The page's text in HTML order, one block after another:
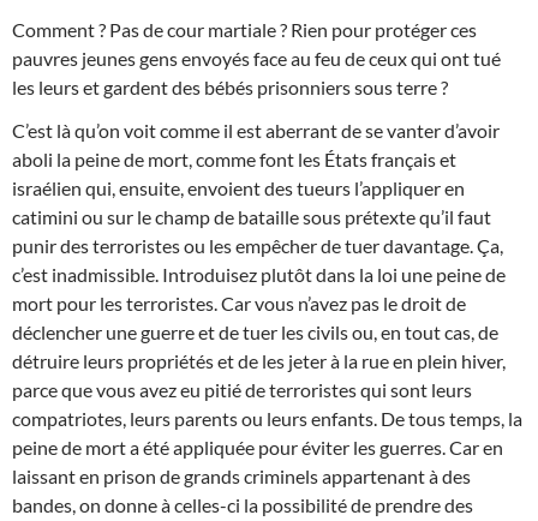
Comment ? Pas de cour martiale ? Rien pour protéger ces
pauvres jeunes gens envoyés face au feu de ceux qui ont tué
les leurs et gardent des bébés prisonniers sous terre ?
C’est là qu’on voit comme il est aberrant de se vanter d’avoir
aboli la peine de mort, comme font les États français et
israélien qui, ensuite, envoient des tueurs l’appliquer en
catimini ou sur le champ de bataille sous prétexte qu’il faut
punir des terroristes ou les empêcher de tuer davantage. Ça,
c’est inadmissible. Introduisez plutôt dans la loi une peine de
mort pour les terroristes. Car vous n’avez pas le droit de
déclencher une guerre et de tuer les civils ou, en tout cas, de
détruire leurs propriétés et de les jeter à la rue en plein hiver,
parce que vous avez eu pitié de terroristes qui sont leurs
compatriotes, leurs parents ou leurs enfants. De tous temps, la
peine de mort a été appliquée pour éviter les guerres. Car en
laissant en prison de grands criminels appartenant à des
bandes, on donne à celles-ci la possibilité de prendre des